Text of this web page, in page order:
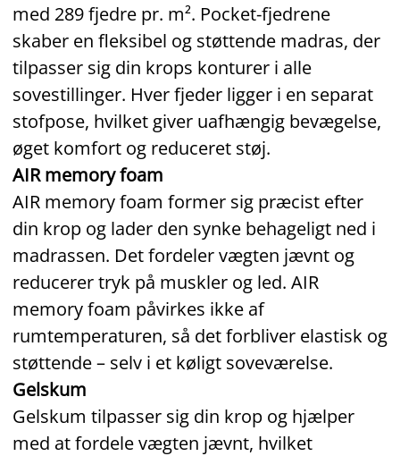
med 289 fjedre pr. m². Pocket‑fjedrene
skaber en fleksibel og støttende madras, der
tilpasser sig din krops konturer i alle
sovestillinger. Hver fjeder ligger i en separat
stofpose, hvilket giver uafhængig bevægelse,
øget komfort og reduceret støj.
AIR memory foam
AIR memory foam former sig præcist efter
din krop og lader den synke behageligt ned i
madrassen. Det fordeler vægten jævnt og
reducerer tryk på muskler og led. AIR
memory foam påvirkes ikke af
rumtemperaturen, så det forbliver elastisk og
støttende – selv i et køligt soveværelse.
Gelskum
Gelskum tilpasser sig din krop og hjælper
med at fordele vægten jævnt, hvilket